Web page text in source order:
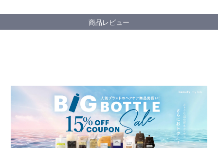
商品レビュー